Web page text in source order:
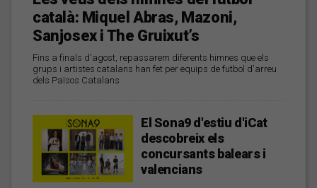
català: Miquel Abras, Mazoni,
Sanjosex i The Gruixut’s
Fins a finals d'agost, repassarem diferents himnes que els
grups i artistes catalans han fet per equips de futbol d'arreu
dels Països Catalans
El Sona9 d'estiu d'iCat
descobreix els
concursants balears i
valencians